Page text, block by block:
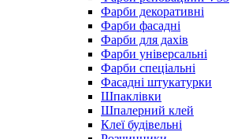
Фарби декоративні
Фарби фасадні
Фарби для дахів
Фарби універсальні
Фарби спеціальні
Фасадні штукатурки
Шпаклівки
Шпалерний клей
Клеї будівельні